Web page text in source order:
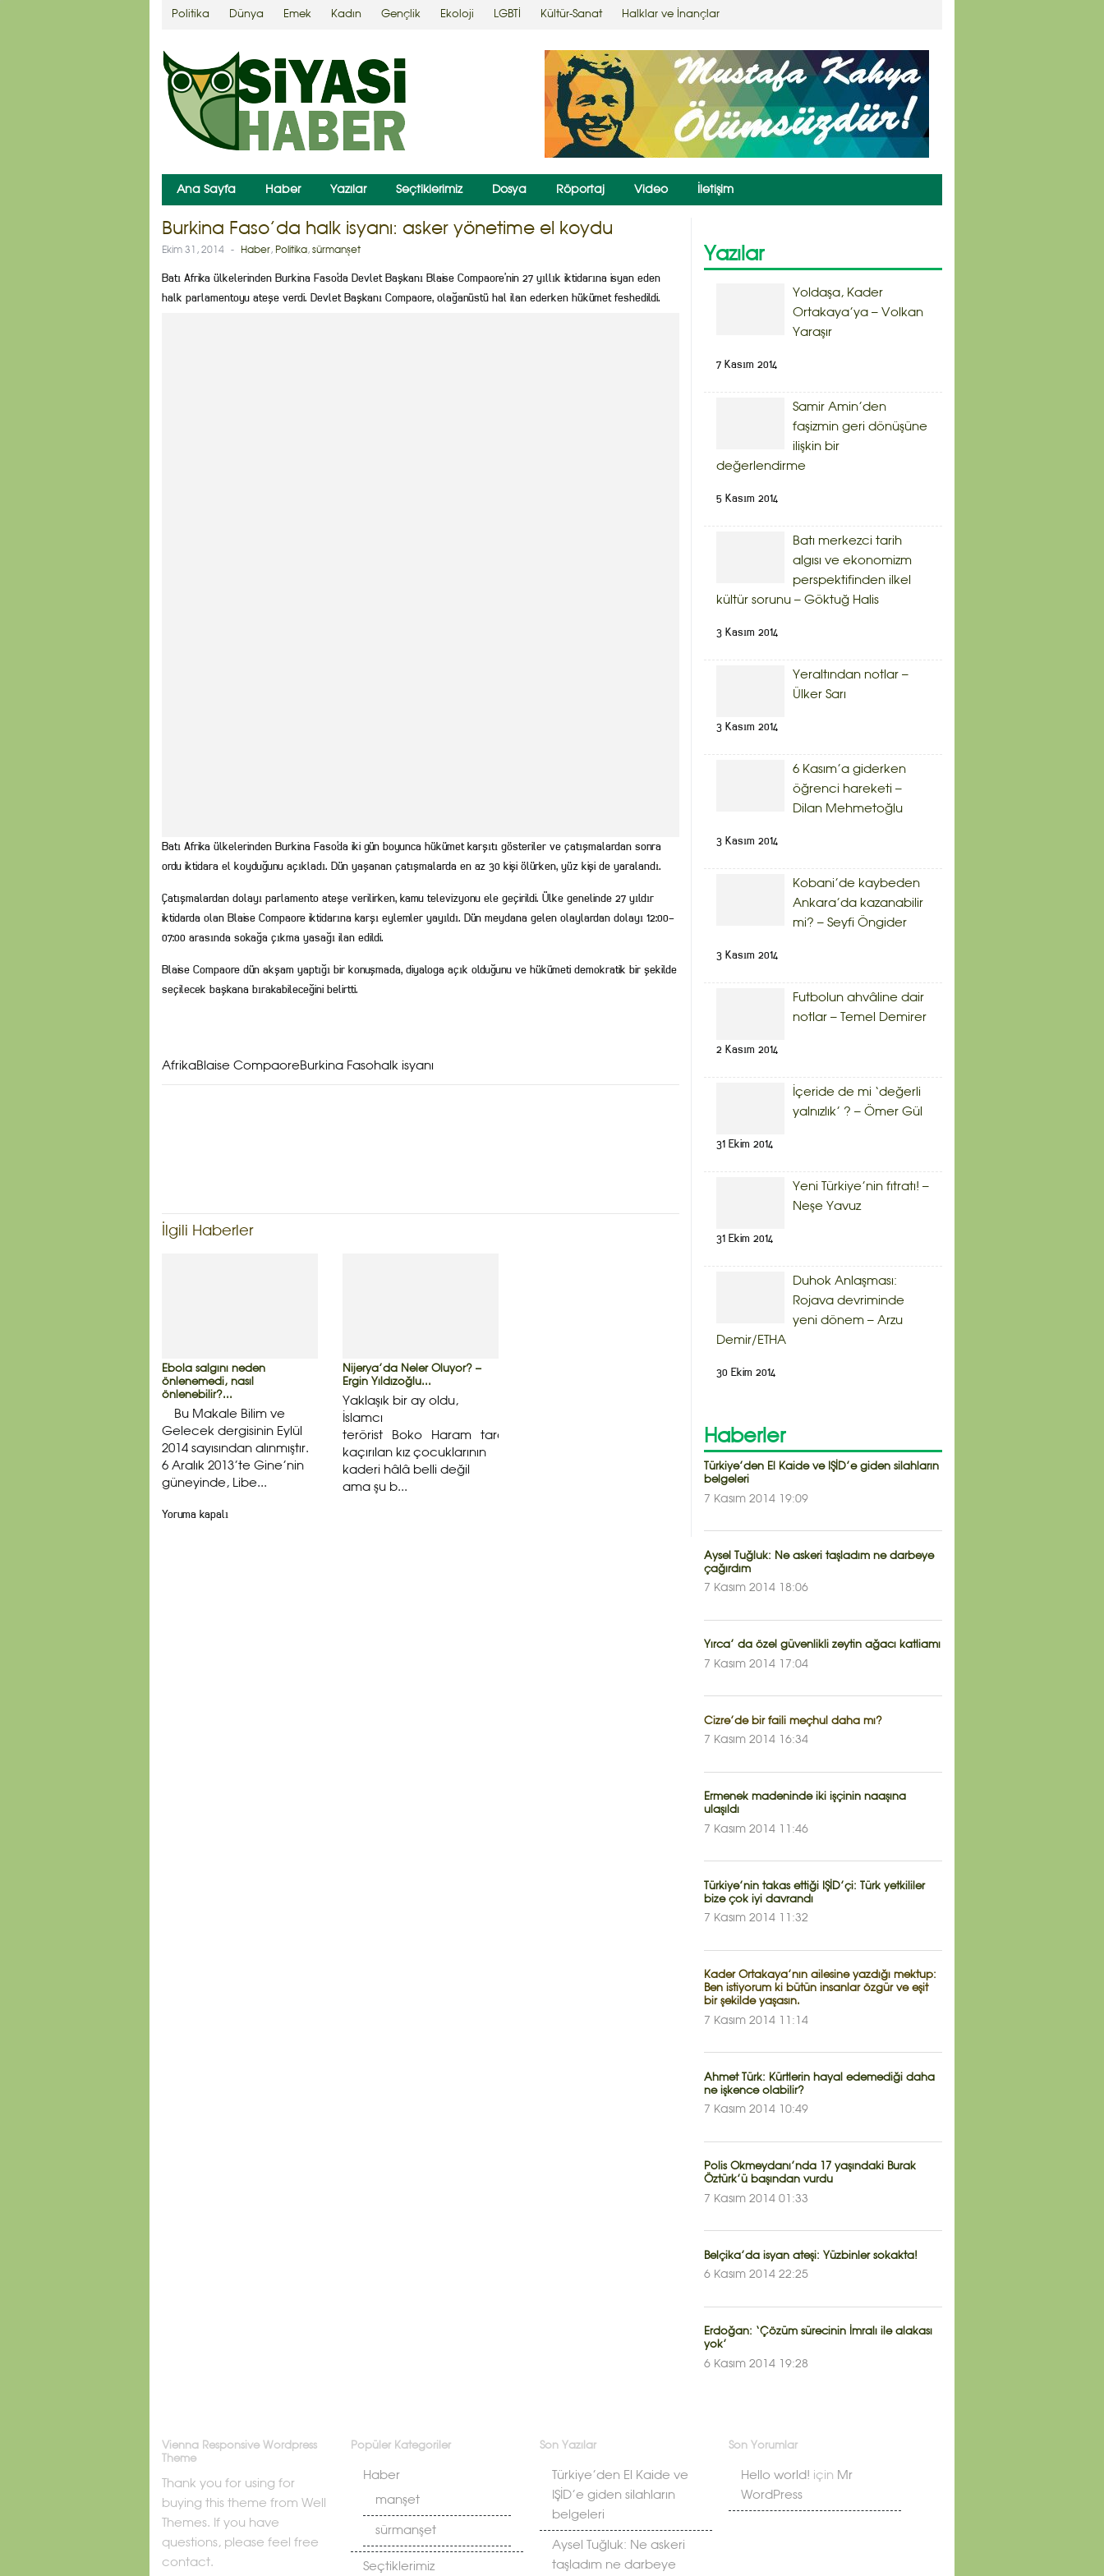
Politika Dünya Emek Kadın Gençlik Ekoloji LGBTİ Kültür-Sanat Halklar ve İnançlar
Ana Sayfa Haber Yazılar Seçtiklerimiz Dosya Röportaj Video İletişim
Burkina Faso’da halk isyanı: asker yönetime el koydu
Ekim 31, 2014 - Haber, Politika, sürmanşet
Batı Afrika ülkelerinden Burkina Faso’da Devlet Başkanı Blaise Compaore’nin 27 yıllık iktidarına isyan eden
halk parlamentoyu ateşe verdi. Devlet Başkanı Compaore, olağanüstü hal ilan ederken hükümet feshedildi.
Batı Afrika ülkelerinden Burkina Faso’da iki gün boyunca hükümet karşıtı gösteriler ve çatışmalardan sonra
ordu iktidara el koyduğunu açıkladı. Dün yaşanan çatışmalarda en az 30 kişi ölürken, yüz kişi de yaralandı.
Çatışmalardan dolayı parlamento ateşe verilirken, kamu televizyonu ele geçirildi. Ülke genelinde 27 yıldır
iktidarda olan Blaise Compaore iktidarına karşı eylemler yayıldı. Dün meydana gelen olaylardan dolayı 12:00-
07:00 arasında sokağa çıkma yasağı ilan edildi.
Blaise Compaore dün akşam yaptığı bir konuşmada, diyaloga açık olduğunu ve hükümeti demokratik bir şekilde
seçilecek başkana bırakabileceğini belirtti.
AfrikaBlaise CompaoreBurkina Fasohalk isyanı
İlgili Haberler
Ebola salgını neden
önlenemedi, nasıl
önlenebilir?...
Bu Makale Bilim ve
Gelecek dergisinin Eylül
2014 sayısından alınmıştır.
6 Aralık 2013’te Gine’nin
güneyinde, Libe...
Nijerya’da Neler Oluyor? –
Ergin Yıldızoğlu...
Yaklaşık bir ay oldu,
İslamcı
terörist Boko Haram tarafından
kaçırılan kız çocuklarının
kaderi hâlâ belli değil
ama şu b...
Yoruma kapalı
Yazılar
Yoldaşa, Kader
Ortakaya’ya – Volkan
Yaraşır
7 Kasım 2014
Samir Amin’den
faşizmin geri dönüşüne
ilişkin bir
değerlendirme
5 Kasım 2014
Batı merkezci tarih
algısı ve ekonomizm
perspektifinden ilkel
kültür sorunu – Göktuğ Halis
3 Kasım 2014
Yeraltından notlar –
Ülker Sarı
3 Kasım 2014
6 Kasım’a giderken
öğrenci hareketi –
Dilan Mehmetoğlu
3 Kasım 2014
Kobani’de kaybeden
Ankara’da kazanabilir
mi? – Seyfi Öngider
3 Kasım 2014
Futbolun ahvâline dair
notlar – Temel Demirer
2 Kasım 2014
İçeride de mi ‘değerli
yalnızlık’ ? – Ömer Gül
31 Ekim 2014
Yeni Türkiye’nin fıtratı! –
Neşe Yavuz
31 Ekim 2014
Duhok Anlaşması:
Rojava devriminde
yeni dönem – Arzu
Demir/ETHA
30 Ekim 2014
Haberler
Türkiye’den El Kaide ve IŞİD’e giden silahların
belgeleri
7 Kasım 2014 19:09
Aysel Tuğluk: Ne askeri taşladım ne darbeye
çağırdım
7 Kasım 2014 18:06
Yırca’ da özel güvenlikli zeytin ağacı katliamı
7 Kasım 2014 17:04
Cizre’de bir faili meçhul daha mı?
7 Kasım 2014 16:34
Ermenek madeninde iki işçinin naaşına
ulaşıldı
7 Kasım 2014 11:46
Türkiye’nin takas ettiği IŞİD’çi: Türk yetkililer
bize çok iyi davrandı
7 Kasım 2014 11:32
Kader Ortakaya’nın ailesine yazdığı mektup:
Ben istiyorum ki bütün insanlar özgür ve eşit
bir şekilde yaşasın.
7 Kasım 2014 11:14
Ahmet Türk: Kürtlerin hayal edemediği daha
ne işkence olabilir?
7 Kasım 2014 10:49
Polis Okmeydanı’nda 17 yaşındaki Burak
Öztürk’ü başından vurdu
7 Kasım 2014 01:33
Belçika’da isyan ateşi: Yüzbinler sokakta!
6 Kasım 2014 22:25
Erdoğan: ‘Çözüm sürecinin İmralı ile alakası
yok’
6 Kasım 2014 19:28
Vienna Responsive Wordpress
Theme
Thank you for using for
buying this theme from Well
Themes. If you have
questions, please feel free
contact.
Popüler Kategoriler
Haber
manşet
sürmanşet
Seçtiklerimiz
Son Yazılar
Türkiye’den El Kaide ve
IŞİD’e giden silahların
belgeleri
Aysel Tuğluk: Ne askeri
taşladım ne darbeye
Son Yorumlar
Hello world! için Mr
WordPress